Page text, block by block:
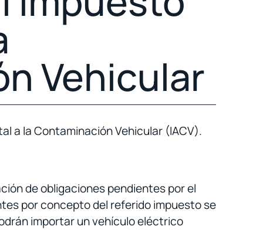
Vehicular
a la Contaminación Vehicular (IACV).
de obligaciones pendientes por el
por concepto del referido impuesto se
importar un vehículo eléctrico